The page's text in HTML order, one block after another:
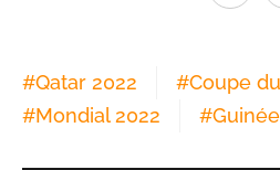
#Qatar 2022 #Coupe
#Mondial 2022 #Guinée